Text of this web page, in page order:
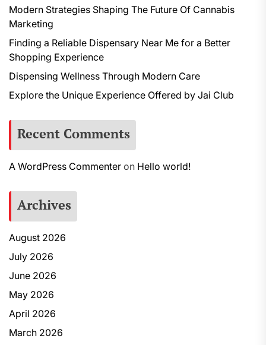
Modern Strategies Shaping The Future Of Cannabis
Marketing
Finding a Reliable Dispensary Near Me for a Better
Shopping Experience
Dispensing Wellness Through Modern Care
Explore the Unique Experience Offered by Jai Club
Recent Comments
A WordPress Commenter on Hello world!
Archives
August 2026
July 2026
June 2026
May 2026
April 2026
March 2026